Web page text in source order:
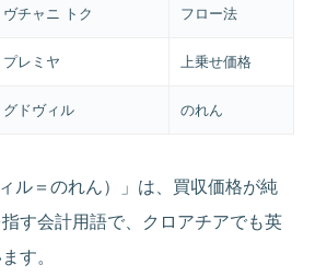
ヴチャニ トク
フロー法
プレミヤ 上乗せ価格
グドヴィル のれん
ル＝のれん）」は、買収価格が純
す会計用語で、クロアチアでも英
す。